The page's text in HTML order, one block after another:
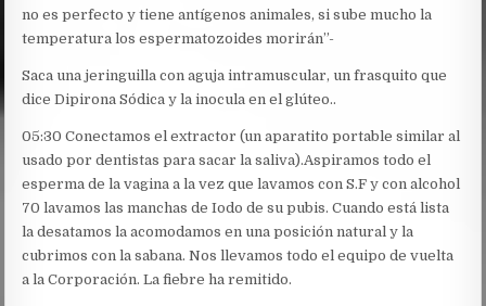
no es perfecto y tiene antígenos animales, si sube mucho la
temperatura los espermatozoides morirán”-
Saca una jeringuilla con aguja intramuscular, un frasquito que
dice Dipirona Sódica y la inocula en el glúteo..
05:30 Conectamos el extractor (un aparatito portable similar al
usado por dentistas para sacar la saliva).Aspiramos todo el
esperma de la vagina a la vez que lavamos con S.F y con alcohol
70 lavamos las manchas de Iodo de su pubis. Cuando está lista
la desatamos la acomodamos en una posición natural y la
cubrimos con la sabana. Nos llevamos todo el equipo de vuelta
a la Corporación. La fiebre ha remitido.